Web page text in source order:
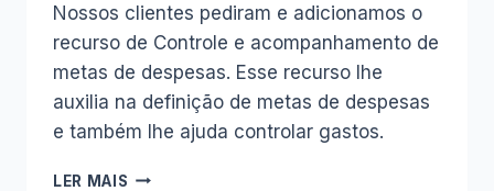
Nossos clientes pediram e adicionamos o
recurso de Controle e acompanhamento de
metas de despesas. Esse recurso lhe
auxilia na definição de metas de despesas
e também lhe ajuda controlar gastos.
LER MAIS RECURSO